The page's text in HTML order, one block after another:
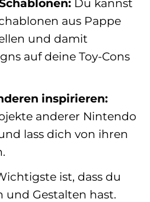
aus Pappe
und damit
auf deine Toy-Cons
inspirieren:
anderer Nintendo
lass dich von ihren
ist, dass du
und Gestalten hast.